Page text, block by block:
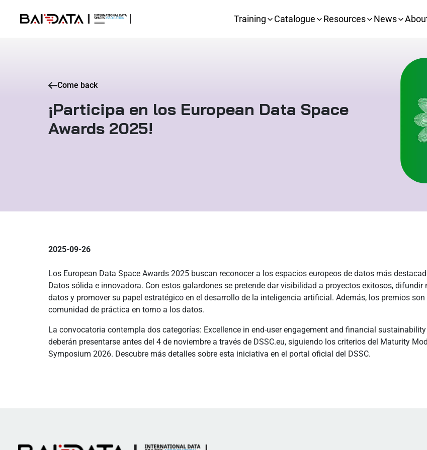
Training Catalogue Resources News
Come back
¡Participa en los European Data Space
Awards 2025!
2025-09-26
Los European Data Space Awards 2025 buscan reconocer a los espacios europeos de datos más
Datos sólida e innovadora. Con estos galardones se pretende dar visibilidad a proyectos exitosos,
datos y promover su papel estratégico en el desarrollo de la inteligencia artificial. Además, los premios
comunidad de práctica en torno a los datos.
La convocatoria contempla dos categorías: Excellence in end-user engagement and financial
deberán presentarse antes del 4 de noviembre a través de DSSC.eu, siguiendo los criterios del Maturity
Symposium 2026. Descubre más detalles sobre esta iniciativa en el portal oficial del DSSC.